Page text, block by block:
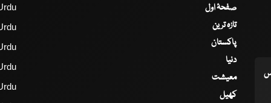
صفحۂ اول
تازہ ترین
پاکستان
دنیا
معیشت
کھیل